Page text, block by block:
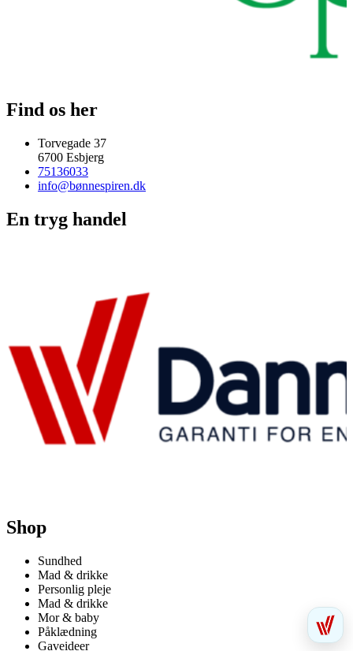
Find os her
Torvegade 37
6700 Esbjerg
75136033
info@bønnespiren.dk
En tryg handel
Shop
Sundhed
Mad & drikke
Personlig pleje
Mad & drikke
Mor & baby
Påklædning
Gaveideer